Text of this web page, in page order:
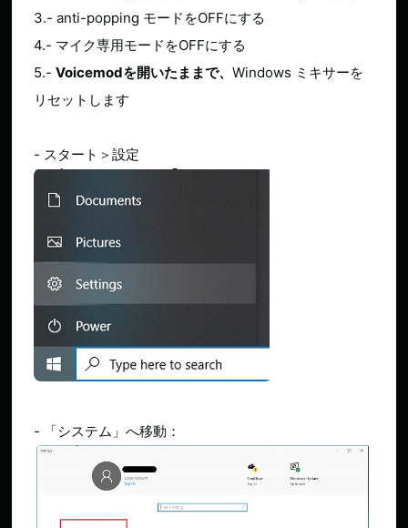
3.- anti-popping モードをOFFにする
4.- マイク専用モードをOFFにする
5.-Voicemodを開いたままで、Windows ミキサーを
リセットします
- スタート＞設定
- 「システム」へ移動：​